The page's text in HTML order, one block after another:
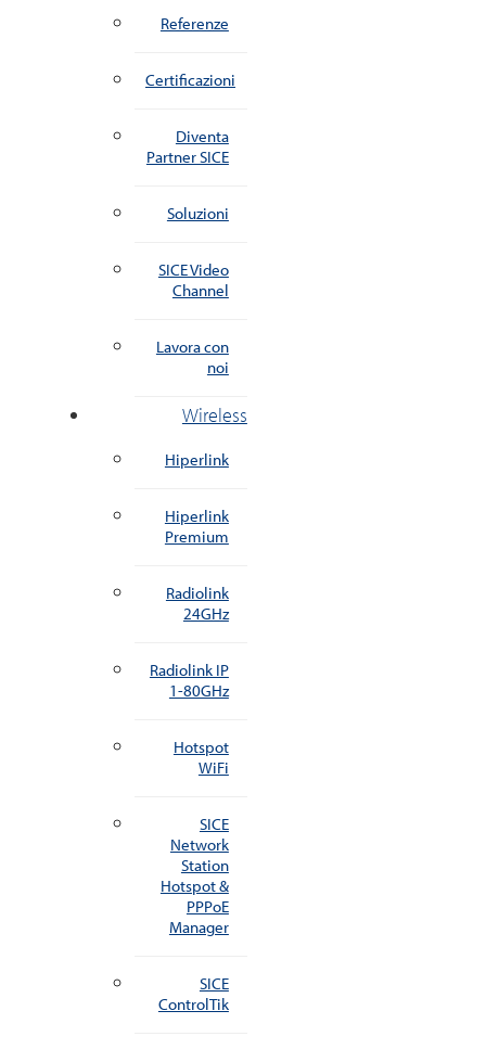
Referenze
Certificazioni
Diventa
Partner SICE
Soluzioni
SICE Video
Channel
Lavora con
noi
Wireless
Hiperlink
Hiperlink
Premium
Radiolink
24GHz
Radiolink IP
1-80GHz
Hotspot
WiFi
SICE
Network
Station
Hotspot &
PPPoE
Manager
SICE
ControlTik